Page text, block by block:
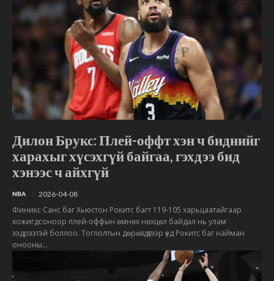
Дилон Брукс: Плей-оффт хэн ч биднийг
харахыг хүсэхгүй байгаа, гэхдээ бид
хэнээс ч айхгүй
NBA 2026-04-08
Финикс Санс баг Хьюстон Рокитс багт 119-105 харьцаатайгаар
хожигдсоноор плей-оффын өмнөх нөхцөл байдал нь улам
ээдрээтэй боллоо. Тоглолтын дөрөвдүгээр үед Рокитс баг найман
онооны...